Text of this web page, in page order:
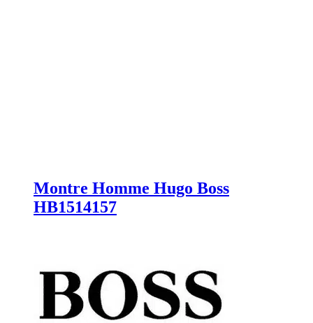
Montre Homme Hugo Boss
HB1514157